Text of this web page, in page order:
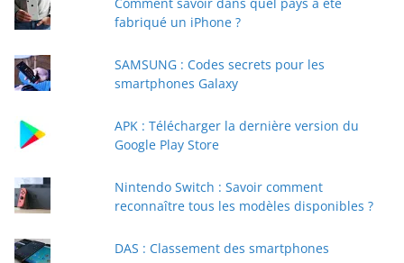
fabriqué un iPhone ?
SAMSUNG : Codes secrets pour les
smartphones Galaxy
APK : Télécharger la dernière version du
Google Play Store
Nintendo Switch : Savoir comment
reconnaître tous les modèles disponibles ?
DAS : Classement des smartphones